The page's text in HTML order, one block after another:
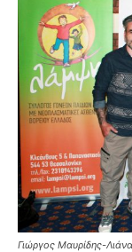
Γιώργος Μαυρίδης-